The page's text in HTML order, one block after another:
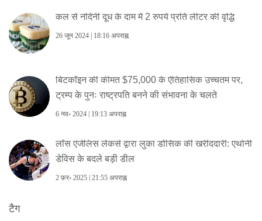
कल से नंदिनी दूध के दाम में 2 रुपये प्रति लीटर की वृद्धि
26 जून 2024 | 18:16 अपराह्न
बिटकॉइन की कीमत $75,000 के ऐतिहासिक उच्चतम पर,
ट्रम्प के पुनः राष्ट्रपति बनने की संभावना के चलते
6 नव॰ 2024 | 19:13 अपराह्न
लॉस एंजेलिस लेकर्स द्वारा लुका डोंसिक की खरीददारी: एंथोनी
डेविस के बदले बड़ी डील
2 फ़र॰ 2025 | 21:55 अपराह्न
टैग